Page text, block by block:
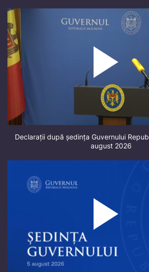
Declarații după ședința Guvernului
august 2026